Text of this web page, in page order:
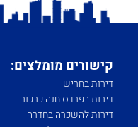
קישורים מומלצים:
דירות בחריש
דירות בפרדס חנה כרכור
דירות להשכרה בחדרה